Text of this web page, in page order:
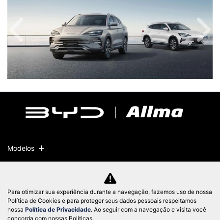
Anterior
Modelos
Política de privacidade
Para otimizar sua experiência durante a navegação, fazemos uso de nossa
Política de Cookies e para proteger seus dados pessoais respeitamos
nossa Política de Privacidade. Ao seguir com a navegação e visita você
concorda com nossas Políticas.